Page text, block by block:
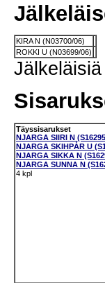
KIRA N (N03700/06)
ROKKI U (N03699/06)
Täyssisarukset
NJARGA SIIRI N
NJARGA SKIHPÁR U
NJARGA SIKKA N
NJARGA SUNNA N
4 kpl